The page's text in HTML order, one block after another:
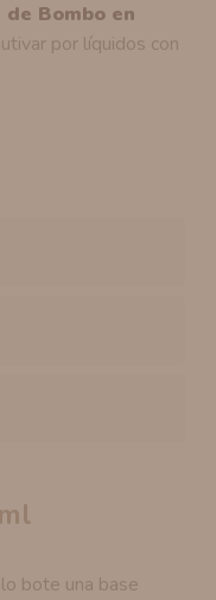
Bombo en
por líquidos con
bote una base